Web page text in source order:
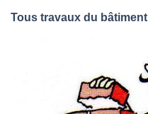
Tous travaux du bâtiment